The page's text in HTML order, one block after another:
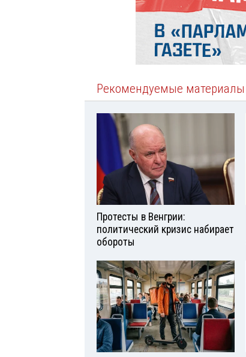
Рекомендуемые материалы
Протесты в Венгрии:
политический кризис набирает
обороты